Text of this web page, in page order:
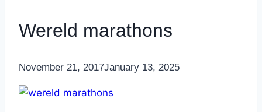
Wereld marathons
ByNicole
November 21, 2017January 13, 2025